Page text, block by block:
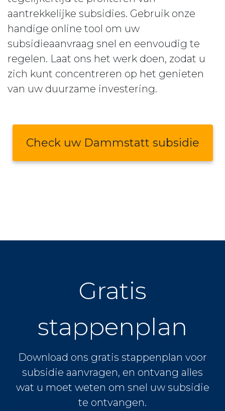
aantrekkelijke subsidies. Gebruik onze
handige online tool om uw
subsidieaanvraag snel en eenvoudig te
regelen. Laat ons het werk doen, zodat u
zich kunt concentreren op het genieten
van uw duurzame investering.
Check uw Dammstatt subsidie
Gratis
stappenplan
Download ons gratis stappenplan voor
subsidie aanvragen, en ontvang alles
wat u moet weten om snel uw subsidie
te ontvangen.